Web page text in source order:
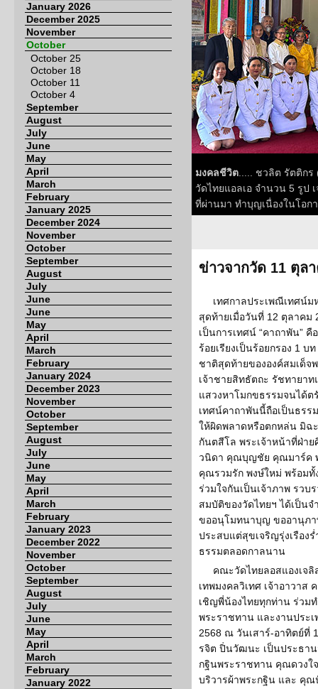
January 2026
December 2025
November
October
October 25
October 18
October 11
October 4
September
August
July
June
May
April
March
February
January 2025
December 2024
November
October
September
August
July
June
June
May
April
March
February
January 2024
December 2023
November
October
September
August
July
June
May
April
March
February
January 2023
December 2022
November
October
September
August
July
June
May
April
March
February
January 2022
มงคลชีวิต ..... ชวลิต รัตติก
วัดไทยแอลเอ จำนวน 5 รูป
ที่ผ่านมา ทำบุญเนื่องในโอก
ข่าวจากวัด 11 ตุล
เทศกาลประเพณีเทศน์
สุดท้ายเมื่อวันที่ 12 ตุลาคม
เป็นการเทศน์ “คาถาพัน”
ร้อยเรียงเป็นร้อยกรอง 1 บ
ชาติสุดท้ายขององค์สมเด็จ
เจ้าชายสิทธัตถะ รัชทายา
แสวงหาโมกขธรรมจนได้ต
เทศน์คาถาพันนี้ถือเป็นธรร
ให้ผิดพลาดหรือตกหล่น มิฉ
กันตสีโล พระเจ้าหน้าที่ฝ่า
วนิดา คุณบุญชัย คุณมาร์ค
คุณรวมรัก พงษ์ใหม่ พร้อม
ร่วมใจกันเป็นเจ้าภาพ รว
สมบัติของวัดไทยฯ ได้เป็น
ขออนุโมทนาบุญ ขออานุภา
ประสบแต่สุขเจริญรุ่งเรือง
ธรรมตลอดกาลนาน
คณะวัดไทยลอสแองเจ
เทพมงคลวิเทศ เจ้าอาวาส
เชิญพี่น้องไทยทุกท่าน ร่วม
พระราชทาน และงานประ
2568 ณ วันเสาร์-อาทิตย์ที่
รจิต ปิ่นวัฒนะ เป็นประธา
กฐินพระราชทาน คุณดวงใ
บริวารผ้าพระกฐิน และ คุณ